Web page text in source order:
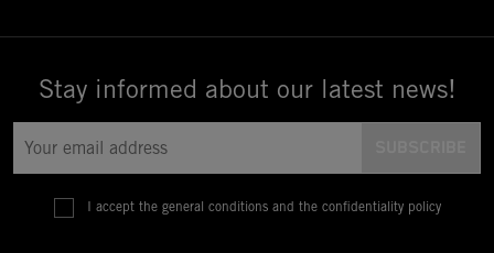
Stay informed about our latest news!
I accept the general conditions and the confidentiality policy